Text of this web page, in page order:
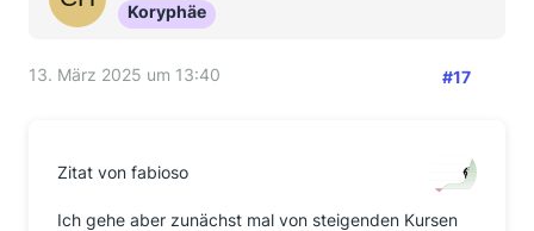
Koryphäe
13. März 2025 um 13:40 #17
Zitat von fabioso
Ich gehe aber zunächst mal von steigenden Kursen